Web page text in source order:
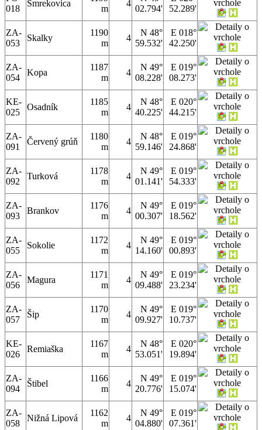
018
Smrekovica
m
4
02.794'
52.289'
ZA-
053
Skalky
1190
m
4
N 48°
59.532'
E 018°
42.250'
ZA-
054
Kopa
1187
m
4
N 49°
08.228'
E 019°
08.273'
KE-
025
Osadník
1185
m
4
N 48°
40.225'
E 020°
44.215'
ZA-
091
Červený grúň
1180
m
4
N 48°
59.146'
E 019°
24.868'
ZA-
092
Turková
1178
m
4
N 49°
01.141'
E 019°
54.333'
ZA-
093
Brankov
1176
m
4
N 49°
00.307'
E 019°
18.562'
ZA-
055
Sokolie
1172
m
4
N 49°
14.160'
E 019°
00.893'
ZA-
056
Magura
1171
m
4
N 49°
09.488'
E 019°
23.234'
ZA-
057
Šip
1170
m
4
N 49°
09.927'
E 019°
10.737'
KE-
026
Remiaška
1167
m
4
N 48°
53.051'
E 020°
19.894'
ZA-
094
Štibel
1166
m
4
N 49°
20.776'
E 019°
15.074'
ZA-
058
Nižná Lipová
1162
m
4
N 49°
04.880'
E 019°
07.361'